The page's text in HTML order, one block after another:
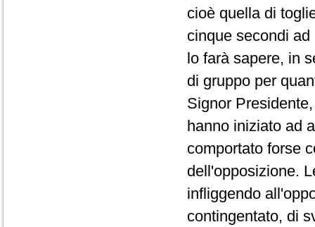
cioè quella di
cinque secondi
lo farà sapere, in
di gruppo per
Signor
hanno iniziato ad
comportato forse
dell'opposizione.
infliggendo
contingentato, di